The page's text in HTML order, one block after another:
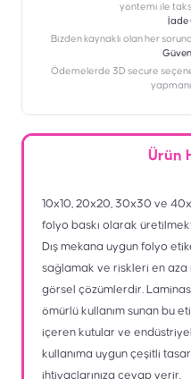
yöntemi ile
İade
Bizden kaynaklı olan her
Ödemelerde 3D secure
Ürün
10x10, 20x20, 30x30 ve
folyo baskı olarak
Dış mekana uygun folyo
sağlamak ve riskleri en aza
görsel çözümlerdir.
ömürlü kullanım sunan bu
içeren kutular ve
kullanıma uygun çeşitli
ihtiyaçlarınıza cevap verir.